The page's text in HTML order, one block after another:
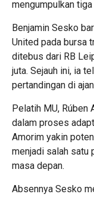
mengumpulkan
Benjamin Sesko
United pada bursa
ditebus dari RB
juta. Sejauh ini, ia
pertandingan di
Pelatih MU, Rúben
dalam proses
Amorim yakin
menjadi salah satu
masa depan.
Absennya Sesko